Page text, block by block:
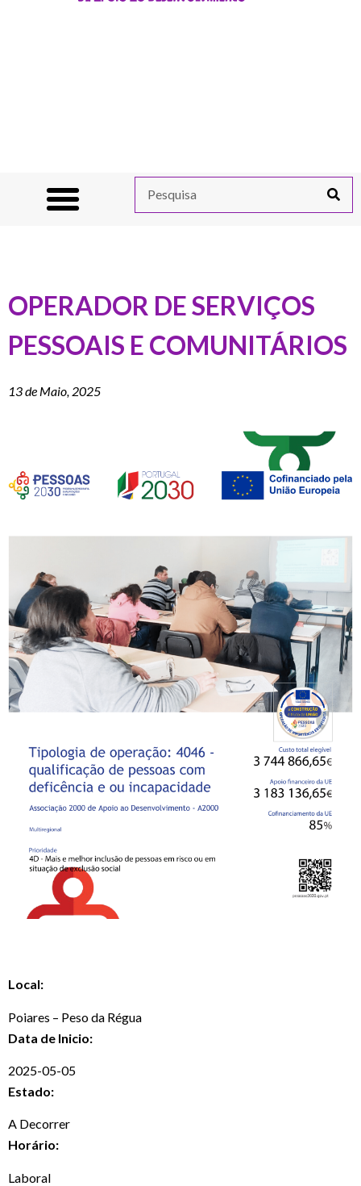
OPERADOR DE SERVIÇOS
PESSOAIS E COMUNITÁRIOS
13 de Maio, 2025
Local:
Poiares – Peso da Régua
Data de Inicio:
2025-05-05
Estado:
A Decorrer
Horário:
Laboral